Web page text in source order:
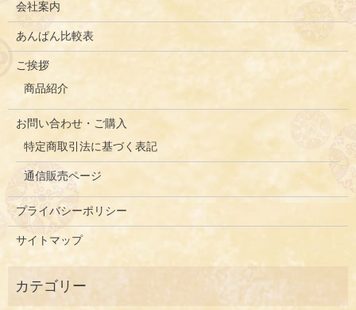
会社案内
あんぱん比較表
ご挨拶
商品紹介
お問い合わせ・ご購入
特定商取引法に基づく表記
通信販売ページ
プライバシーポリシー
サイトマップ